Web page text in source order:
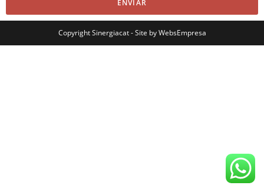
ENVIAR
Copyright Sinergiacat - Site byWebsEmpresa